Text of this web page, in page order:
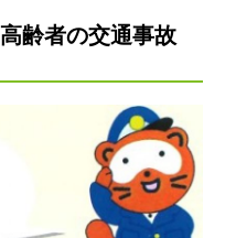
齢者の交通事故